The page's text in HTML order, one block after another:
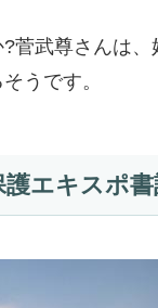
菅武尊さんは
うです。
エキスポ書